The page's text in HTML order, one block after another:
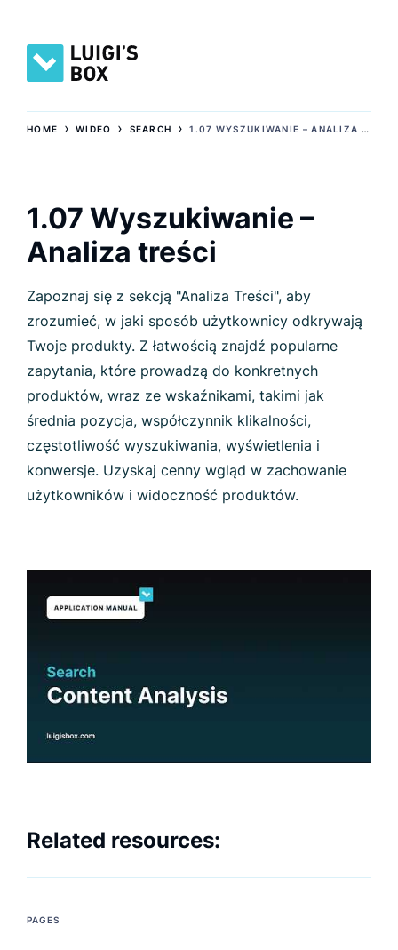
HOME ›WIDEO › SEARCH ›1.07 WYSZUKIWANIE – ANALIZA TREŚCI
1.07 Wyszukiwanie –
Analiza treści
Zapoznaj się z sekcją "Analiza Treści", aby
zrozumieć, w jaki sposób użytkownicy odkrywają
Twoje produkty. Z łatwością znajdź popularne
zapytania, które prowadzą do konkretnych
produktów, wraz ze wskaźnikami, takimi jak
średnia pozycja, współczynnik klikalności,
częstotliwość wyszukiwania, wyświetlenia i
konwersje. Uzyskaj cenny wgląd w zachowanie
użytkowników i widoczność produktów.
Related resources:
PAGES